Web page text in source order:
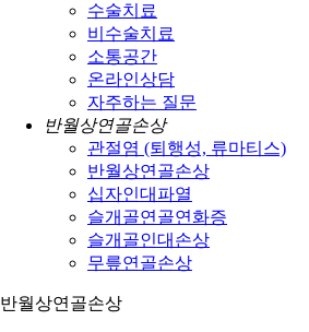
수술치료
비수술치료
소통공간
온라인상담
자주하는 질문
반월상연골손상
관절염 (퇴행성, 류마티스)
반월상연골손상
십자인대파열
슬개골연골연화증
슬개골인대손상
무릎연골손상
반월상연골손상